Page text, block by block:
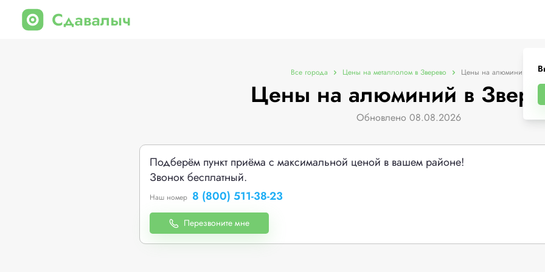
Все города Цены на металлолом в Зверево Цены на алюминий
Цены на алюминий в
Обновлено 08.08.2026
Подберём пункт приёма с максимальной ценой в вашем районе!
Звонок бесплатный.
Наш номер 8 (800) 511-38-23
Перезвоните мне